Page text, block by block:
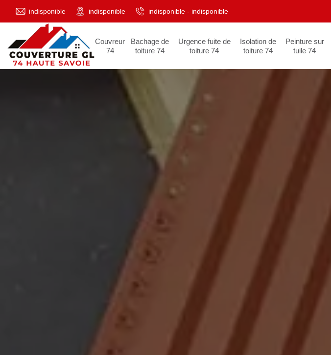
indisponible indisponible indisponible - indisponible
Couvreur
74
Bachage de
toiture 74
Urgence fuite de
toiture 74
Isolation de
toiture 74
Peinture sur
tuile 74